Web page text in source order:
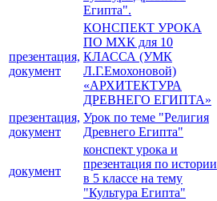
Египта".
презентация,
документ
КОНСПЕКТ УРОКА
ПО МХК для 10
КЛАССА (УМК
Л.Г.Емохоновой)
«АРХИТЕКТУРА
ДРЕВНЕГО ЕГИПТА»
презентация,
документ
Урок по теме "Религия
Древнего Египта"
документ
конспект урока и
презентация по истории
в 5 классе на тему
"Культура Египта"